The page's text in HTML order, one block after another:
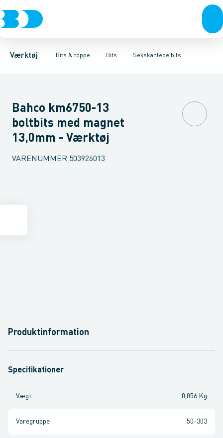
Værktøj Bits & toppe
Akku- & elværktøjHåndværktøj RørværktøjBits & toppe
Bits
BitsHoldere & overgange SkruetrækkereTopnøglesæt, toppe
Sekskantede bits
Bits med TorxBits med PhilipskærvBits med Pozidrivekærv
Bahco km6750-13
boltbits med magnet
13,0mm - Værktøj
VARENUMMER 503926013
Produktinformation
Specifikationer
Vægt: 0,056 Kg
Varegruppe: 50-303